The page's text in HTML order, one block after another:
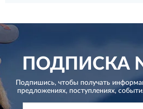
ПОДПИСКА
Подпишись, чтобы получать
предложениях, поступлениях,